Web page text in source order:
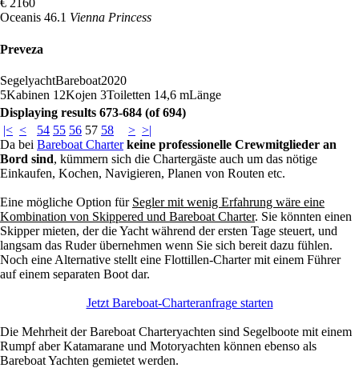
€ 2160
Oceanis 46.1 Vienna Princess
Preveza
SegelyachtBareboat2020
5Kabinen 12Kojen 3Toiletten 14,6 mLänge
Displaying results 673-684 (of 694)
|< < 54 55 56 57 58 > >|
Da bei Bareboat Charter keine professionelle Crewmitglieder an
Bord sind, kümmern sich die Chartergäste auch um das nötige
Einkaufen, Kochen, Navigieren, Planen von Routen etc.
Eine mögliche Option für Segler mit wenig Erfahrung wäre eine
Kombination von Skippered und Bareboat Charter. Sie könnten einen
Skipper mieten, der die Yacht während der ersten Tage steuert, und
langsam das Ruder übernehmen wenn Sie sich bereit dazu fühlen.
Noch eine Alternative stellt eine Flottillen-Charter mit einem Führer
auf einem separaten Boot dar.
Jetzt Bareboat-Charteranfrage starten
Die Mehrheit der Bareboat Charteryachten sind Segelboote mit einem
Rumpf aber Katamarane und Motoryachten können ebenso als
Bareboat Yachten gemietet werden.